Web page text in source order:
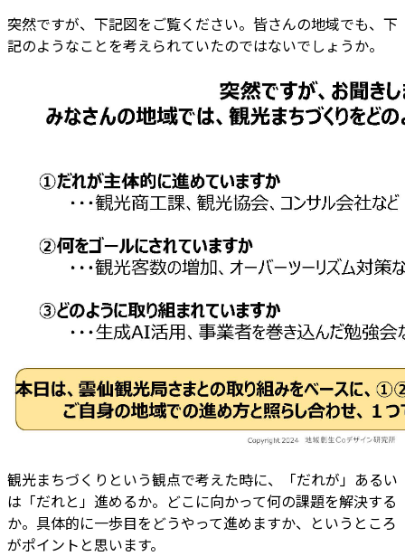
突然ですが、下記図をご覧ください。皆さんの地域でも、下
記のようなことを考えられていたのではないでしょうか。
観光まちづくりという観点で考えた時に、「だれが」あるい
は「だれと」進めるか。どこに向かって何の課題を解決する
か。具体的に一歩目をどうやって進めますか、というところ
がポイントと思います。